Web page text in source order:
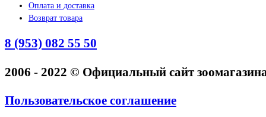
Оплата и доставка
Возврат товара
8 (953) 082 55 50
2006 - 2022 © Официальный сайт
Пользовательское соглашение